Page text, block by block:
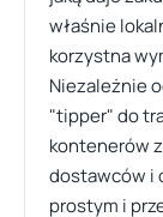
właśnie
korzystna
Niezależnie
"tipper" do
kontenerów
dostawców i
prostym i